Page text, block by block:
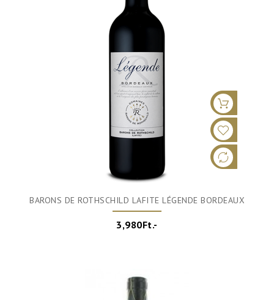
BARONS DE ROTHSCHILD LAFITE LÉGENDE BORDEAUX
3,980Ft.-